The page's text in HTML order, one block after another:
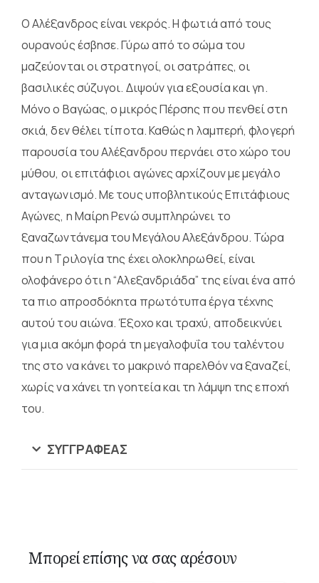
Ο Αλέξανδρος είναι νεκρός. Η φωτιά από τους
ουρανούς έσβησε. Γύρω από το σώμα του
μαζεύονται οι στρατηγοί, οι σατράπες, οι
βασιλικές σύζυγοι. Διψούν για εξουσία και γη.
Μόνο ο Βαγώας, ο μικρός Πέρσης που πενθεί στη
σκιά, δεν θέλει τίποτα. Καθώς η λαμπερή, φλογερή
παρουσία του Αλέξανδρου περνάει στο χώρο του
μύθου, οι επιτάφιοι αγώνες αρχίζουν με μεγάλο
ανταγωνισμό. Με τους υποβλητικούς Επιτάφιους
Αγώνες, η Μαίρη Ρενώ συμπληρώνει το
ξαναζωντάνεμα του Μεγάλου Αλεξάνδρου. Τώρα
που η Τριλογία της έχει ολοκληρωθεί, είναι
ολοφάνερο ότι η “Αλεξανδριάδα” της είναι ένα από
τα πιο απροσδόκητα πρωτότυπα έργα τέχνης
αυτού του αιώνα. Έξοχο και τραχύ, αποδεικνύει
για μια ακόμη φορά τη μεγαλοφυΐα του ταλέντου
της στο να κάνει το μακρινό παρελθόν να ξαναζεί,
χωρίς να χάνει τη γοητεία και τη λάμψη της εποχή
του.
ΣΥΓΓΡΑΦΈΑΣ
Μπορεί επίσης να σας αρέσουν